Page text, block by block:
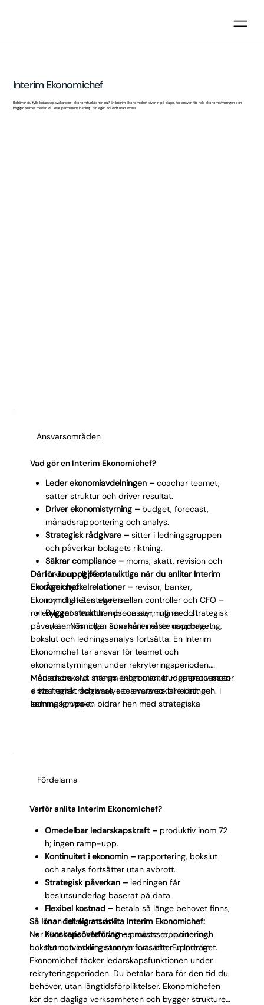
Interim Ekonomichef
Behöver du fylla ledarskapsvakansen i ekonomifunktionen nu? En Interim Ekonomichef kliver in på dagar, tar ansvar för hela ekonomistyrningen och
bygger teamet medan du letar permanent lösning i din egen tid och utan stress.
Ansvarsområden
Vad gör en Interim Ekonomichef?
Leder ekonomiavdelningen –coachar teamet,
sätter struktur och driver resultat.
Driver ekonomistyrning – budget, forecast,
månadsrapportering och analys.
Strategisk rådgivare –sitter i ledningsgruppen
och påverkar bolagets riktning.
Säkrar compliance –moms, skatt, revision och
riskkontroll på plats.
Äger nyckelrelationer – revisor, banker,
myndigheter, styrelse.
Bygger struktur –processer, rutiner och
systemlösningar som håller efter uppdraget.
Därför är uppgifterna viktiga när du anlitar Interim
Ekonomichef:
Ekonomichef är steget mellan controller och CFO –
rollen kombinerar hands-on styrning med strategisk
påverkan. När rollen är vakant måste rapportering,
bokslut och ledningsanalys fortsätta. En Interim
Ekonomichef tar ansvar för teamet och
ekonomistyrningen under rekryteringsperioden.
Månadsbokslut stängs enligt plan, budgetprocessen
drivs framåt och analyser levereras till ledningen. I
ledningsgruppen bidrar hen med strategiska
Med andra ord: Interim Ekonomichef = operativ motor
+ strategisk rådgivare + teamutvecklare i ett och
samma kontrakt.
Fördelarna
Varför anlita Interim Ekonomichef?
Omedelbar ledarskapskraft –produktiv inom 72
h; ingen ramp-upp.
Kontinuitet i ekonomin –rapportering, bokslut
och analys fortsätter utan avbrott.
Strategisk påverkan –ledningen får
beslutsunderlag baserat på data.
Flexibel kostnad –betala så länge behovet finns,
utan fallskärmsrisk.
Kunskapsöverföring –processer, rutiner och
teamutveckling stannar kvar efter uppdraget.
Så lönar det sig att anlita Interim Ekonomichef:
När ekonomichefen saknas måste rapportering,
bokslut och ledningsanalys fortsätta. En Interim
Ekonomichef täcker ledarskapsfunktionen under
rekryteringsperioden. Du betalar bara för den tid du
behöver, utan långtidsförpliktelser. Ekonomichefen
kör den dagliga verksamheten och bygger strukturer